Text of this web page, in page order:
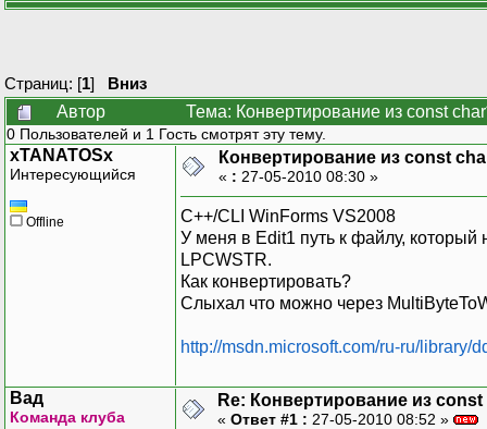
Страниц: [1] Вниз
Автор
Тема: Конвертирование из const
0 Пользователей и 1 Гость смотрят эту тему.
xTANATOSx
Интересующийся
Offline
Конвертирование из const
« : 27-05-2010 08:30 »
C++/CLI WinForms VS2008
У меня в Edit1 путь к файлу, который
LPCWSTR.
Как конвертировать?
Слыхал что можно через
http://msdn.microsoft.com/ru-ru/library/
Вад
Команда клуба
Re: Конвертирование из
« Ответ #1 : 27-05-2010 08:52 »